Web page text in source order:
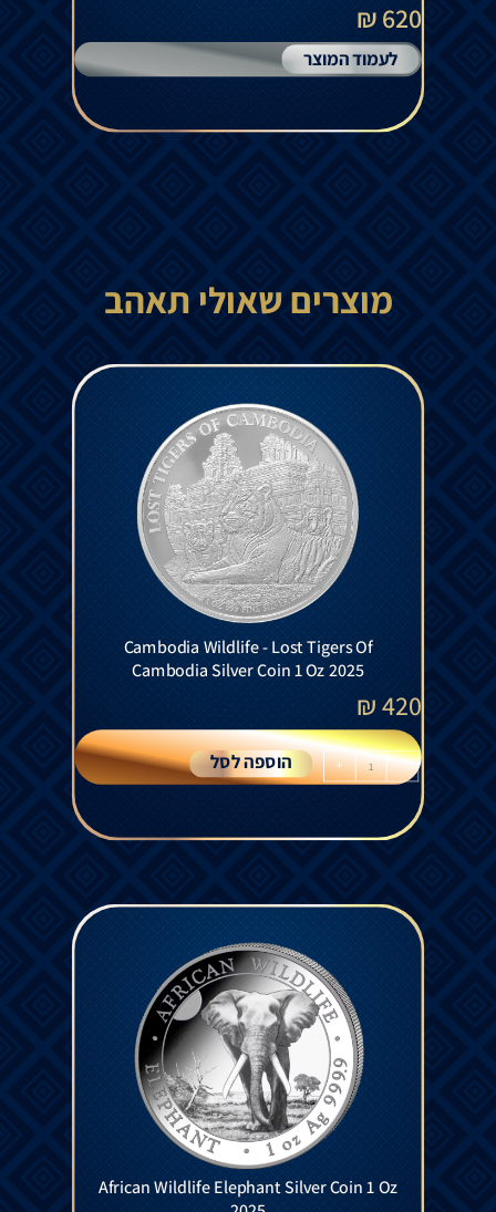
620 ₪
לעמוד המוצר
מוצרים שאולי תאהב
Cambodia Wildlife - Lost Tigers Of
Cambodia Silver Coin 1 Oz 2025
420
₪
-
+ הוספה לסל
African Wildlife Elephant Silver Coin 1 Oz